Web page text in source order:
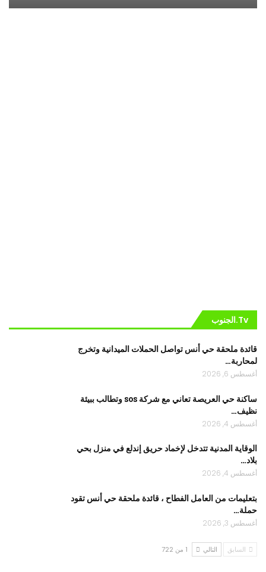
Tv.الجنوب
قائدة ملحقة حي أنس تواصل الحملات الميدانية وتخرج
لمحاربة…
أغسطس 6, 2026
ساكنة حي العريصة تعاني مع شركة sos وتطالب ببيئة
نظيف…
أغسطس 4, 2026
الوقاية المدنية تتدخل لإخماد حريق إندلع في منزل بحي
بلاد…
أغسطس 4, 2026
بتعليمات من العامل الفطاح ، قائدة ملحقة حي أنس تقود
حملة…
أغسطس 3, 2026
السابق التالي 1 من 722